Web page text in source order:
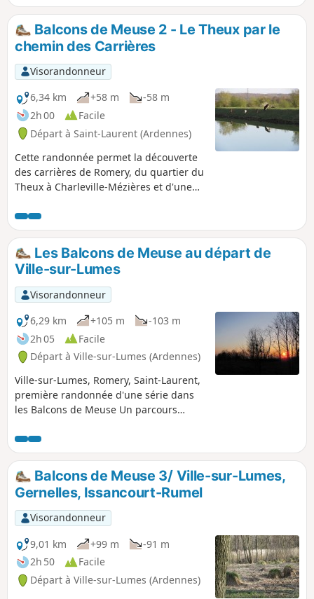
Balcons de Meuse 2 - Le Theux par le
chemin des Carrières
Visorandonneur
6,34 km
+58 m
-58 m
2h 00
Facile
Départ à Saint-Laurent (Ardennes)
Cette randonnée permet la découverte
des carrières de Romery, du quartier du
Theux à Charleville-Mézières et d'une
programme d'aménagement des berges
de la Meuse. Il est possible de la
coupler avec la randonnée précédente
au départ de Ville-sur-Lumes.
Les Balcons de Meuse au départ de
Ville-sur-Lumes
Visorandonneur
6,29 km
+105 m
-103 m
2h 05
Facile
Départ à Ville-sur-Lumes (Ardennes)
Ville-sur-Lumes, Romery, Saint-Laurent,
première randonnée d'une série dans
les Balcons de Meuse Un parcours
Meuse, empruntant des sentiers et des
chemins de prairies et passant par des
carrières .
Balcons de Meuse 3/ Ville-sur-Lumes,
Gernelles, Issancourt-Rumel
Visorandonneur
9,01 km
+99 m
-91 m
2h 50
Facile
Départ à Ville-sur-Lumes (Ardennes)